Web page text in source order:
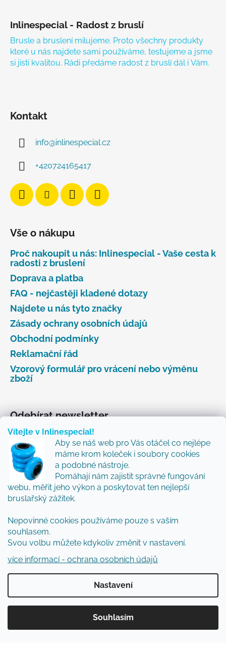
Vítejte v Inlinespecial!
Aby se náš web pro Vás otáčel co nejlépe
máme krom koleček i soubory cookies
a podobné nástroje.
Pomáhají nám zajistit správné fungování
webu, měřit jeho výkon a poskytovat ten nejlepší
bruslařský zážitek.
Nepovinné cookies používáme pouze s vaším
souhlasem.
Svou volbu můžete kdykoliv změnit v nastavení.
více informací - ochrana osobních údajů
Nastavení
Souhlasím
Inlinespecial - Radost z bruslí
Brusle a bruslení milujeme. Proto všechny produkty
které u nás najdete sami používáme, testujeme a jsme
si jisti kvalitou. Rádi předáme radost z bruslí dál i Vám.
Kontakt
info@inlinespecial.cz
+420724165417
Vše o nákupu
Proč nakoupit u nás: Inlinespecial - Vaše cesta k
radosti z bruslení
Doprava a platba
FAQ - nejčastěji kladené dotazy
Najdete u nás tyto značky
Zásady ochrany osobních údajů
Obchodní podmínky
Reklamační řád
Vzorový formulář pro vrácení nebo výměnu
zboží
Odebírat newsletter
Vložte svůj e-mail a my vám budeme zasílat informace
o nových produktech na našem e-shopu.
Přidejte se k nám a my Vám budeme zasílat ty nejlepší
novinky a tipy.
E-mail
Vložením e-mailu souhlasíte spodmínkami
ochrany osobních údajů
PŘIHLÁSIT SE
Vytvořil Shoptet
Inlinespecial
vyhrazena.Upravit nastavení cookies